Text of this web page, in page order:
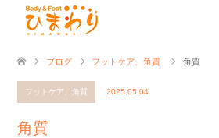
ブログ フットケア、角質 角質
フットケア、角質 2025.05.04
角質